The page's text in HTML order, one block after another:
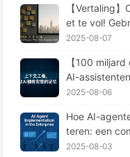
【Vertaling
et te vol!
ilteren,
2025-08-07
【100
AI-
ergeten" op
m leren AI169
2025-08-06
Hoe AI-
teren: een
ngzaamaan
2025-08-03